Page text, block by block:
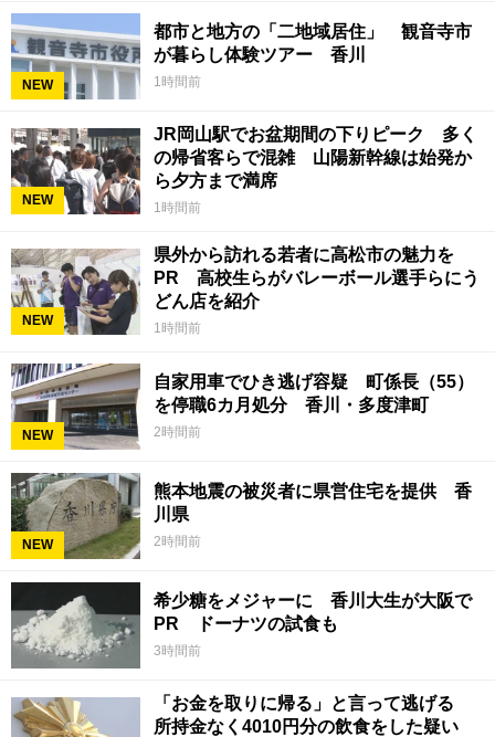
NEW
都市と地方の「二地域居住」 観音寺市
が暮らし体験ツアー 香川
1時間前
NEW
JR岡山駅でお盆期間の下りピーク 多く
の帰省客らで混雑 山陽新幹線は始発か
ら夕方まで満席
1時間前
NEW
県外から訪れる若者に高松市の魅力を
PR 高校生らがバレーボール選手らにう
どん店を紹介
1時間前
NEW
自家用車でひき逃げ容疑 町係長（55）
を停職6カ月処分 香川・多度津町
2時間前
NEW
熊本地震の被災者に県営住宅を提供 香
川県
2時間前
希少糖をメジャーに 香川大生が大阪で
PR ドーナツの試食も
3時間前
「お金を取りに帰る」と言って逃げる
所持金なく4010円分の飲食をした疑い